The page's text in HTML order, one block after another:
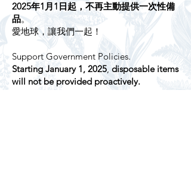
2025年1月1日起，不再主動提供一次性備
品。
愛地球，讓我們一起！
Support Government Policies.
Starting January 1, 2025, disposable items
will not be provided proactively.
Protect the Earth – Let's Act Together!